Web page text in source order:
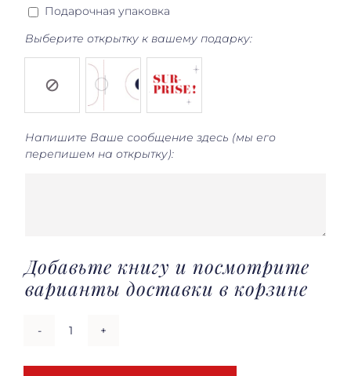
Подарочная упаковка
Выберите открытку к вашему подарку:
Напишите Ваше сообщение здесь (мы его
перепишем на открытку):
Добавьте книгу и посмотрите
варианты доставки в корзине
Количество
GALERIE